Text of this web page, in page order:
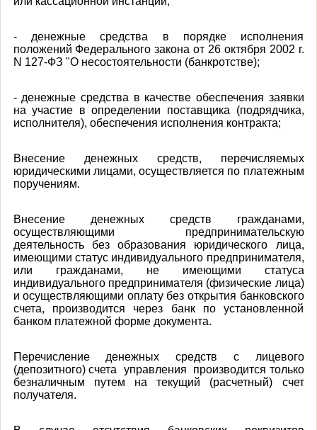
- денежные средства в порядке исполнения
положений Федерального закона от 26 октября 2002 г.
N 127-ФЗ "О несостоятельности (банкротстве);
- денежные средства в качестве обеспечения заявки
на участие в определении поставщика (подрядчика,
исполнителя), обеспечения исполнения контракта;
Внесение денежных средств, перечисляемых
юридическими лицами, осуществляется по платежным
поручениям.
Внесение денежных средств гражданами,
осуществляющими предпринимательскую
деятельность без образования юридического лица,
имеющими статус индивидуального предпринимателя,
или гражданами, не имеющими статуса
индивидуального предпринимателя (физические лица)
и осуществляющими оплату без открытия банковского
счета, производится через банк по установленной
банком платежной форме документа.
Перечисление денежных средств с лицевого
(депозитного) счета управления производится только
безналичным путем на текущий (расчетный) счет
получателя.